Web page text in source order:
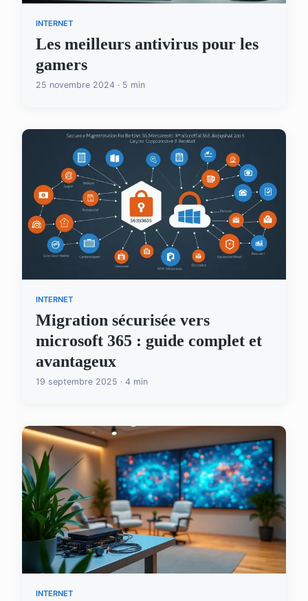
INTERNET
Les meilleurs antivirus pour les
gamers
25 novembre 2024 · 5 min
INTERNET
Migration sécurisée vers
microsoft 365 : guide complet et
avantageux
19 septembre 2025 · 4 min
INTERNET